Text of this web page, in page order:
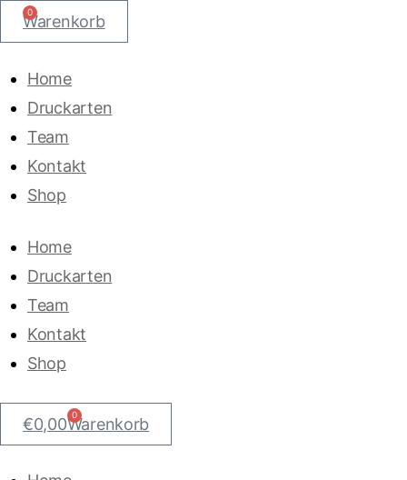
0
Warenkorb
Home
Druckarten
Team
Kontakt
Shop
Home
Druckarten
Team
Kontakt
Shop
€0,00 0
Warenkorb